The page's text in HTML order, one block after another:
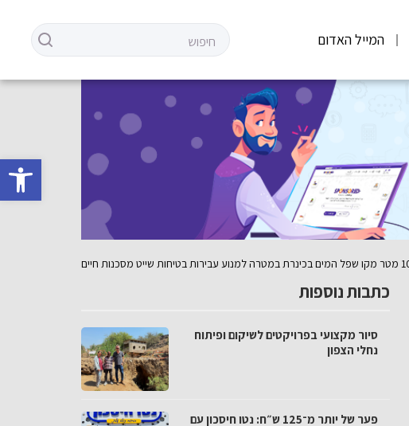
פתח
המייל האדום
כתבות נוספות
סיור מקצועי בפרויקטים לשיקום ופיתוח
נחלי הצפון
פער של יותר מ־125 ש״ח: נטו חיסכון עם